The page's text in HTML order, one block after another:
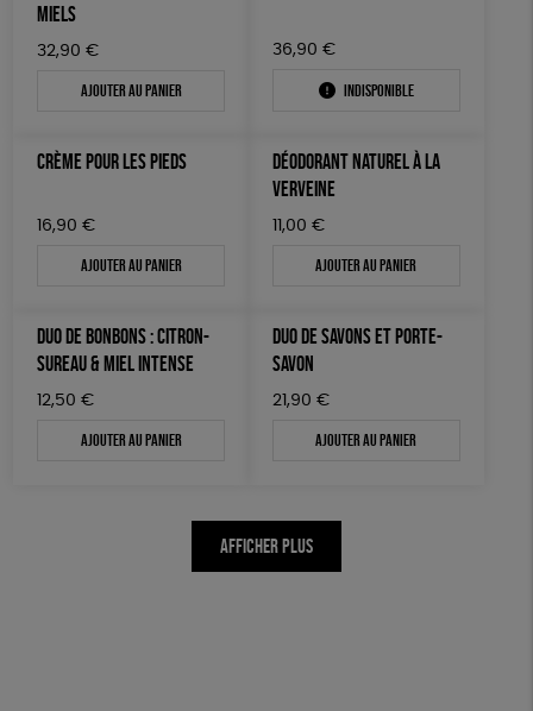
MIELS
32,90 €
Ajouter au panier
36,90 €
Indisponible
CRÈME POUR LES PIEDS
16,90 €
Ajouter au panier
DÉODORANT NATUREL À LA
VERVEINE
11,00 €
Ajouter au panier
DUO DE BONBONS : CITRON-
SUREAU & MIEL INTENSE
12,50 €
Ajouter au panier
DUO DE SAVONS ET PORTE-
SAVON
21,90 €
Ajouter au panier
AFFICHER PLUS